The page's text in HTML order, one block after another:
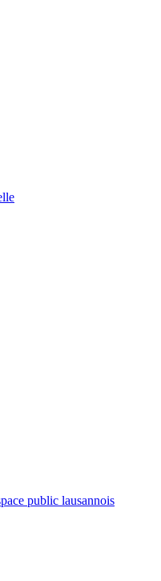
public lausannois